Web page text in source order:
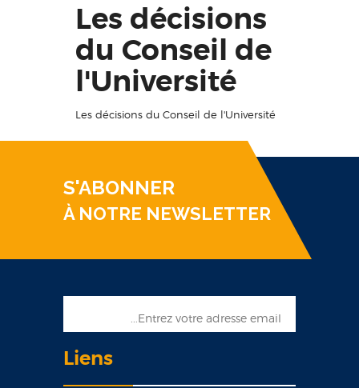
Les décisions
du Conseil de
l'Université
Les décisions du Conseil de l'Université
S'ABONNER
À NOTRE NEWSLETTER
Liens